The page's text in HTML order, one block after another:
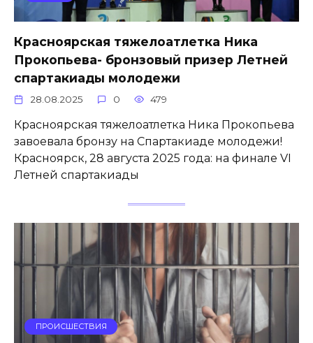
Красноярская тяжелоатлетка Ника
Прокопьева- бронзовый призер Летней
спартакиады молодежи
28.08.2025 0 479
Красноярская тяжелоатлетка Ника Прокопьева
завоевала бронзу на Спартакиаде молодежи!
Красноярск, 28 августа 2025 года: на финале VI
Летней спартакиады
ПРОИСШЕСТВИЯ